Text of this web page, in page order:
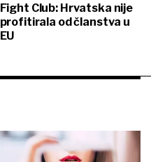
Fight Club: Hrvatska nije
profitirala od članstva u
EU